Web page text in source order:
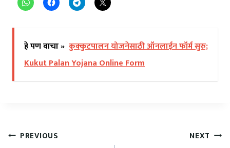
हे पण वाचा » कुक्कुटपालन योजनेसाठी ऑनलाईन फॉर्म सुरु;
Kukut Palan Yojana Online Form
PREVIOUS NEXT